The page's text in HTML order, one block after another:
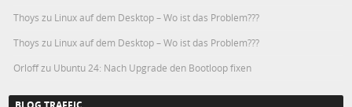
Thoys zu Linux auf dem Desktop – Wo ist das Problem???
Thoys zu Linux auf dem Desktop – Wo ist das Problem???
Orloffzu Ubuntu 24: Nach Upgrade den Bootloop fixen